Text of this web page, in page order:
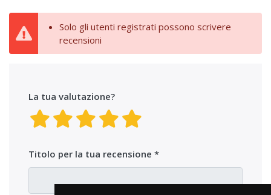
Solo gli utenti registrati possono scrivere
recensioni
La tua valutazione?
Titolo per la tua recensione